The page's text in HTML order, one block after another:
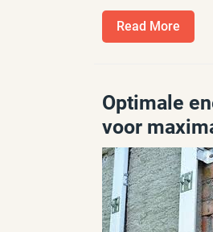
Read More
More
Optimale
voor